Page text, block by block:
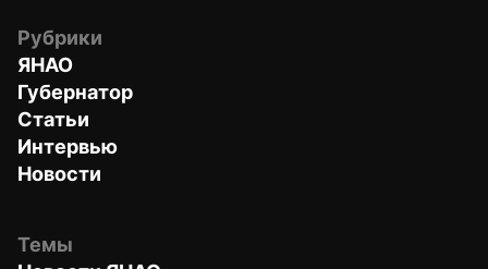
Рубрики
ЯНАО
Губернатор
Статьи
Интервью
Новости
Темы